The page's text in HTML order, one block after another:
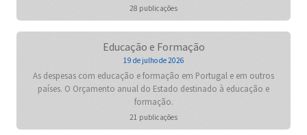
28 publicações
Educação e Formação
19 de julho de 2026
As despesas com educação e formação em Portugal e em outros
países. O Orçamento anual do Estado destinado à educação e
formação.
21 publicações